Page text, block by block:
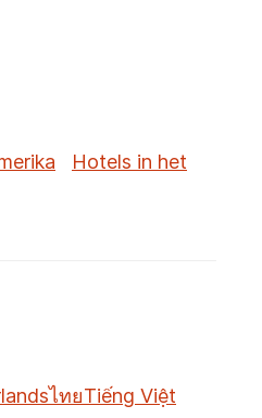
Hotels in het
ไทยTiếng Việt